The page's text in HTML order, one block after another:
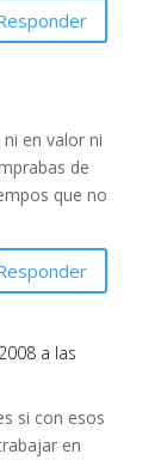
en valor ni
de
que no
a las
si con esos
en